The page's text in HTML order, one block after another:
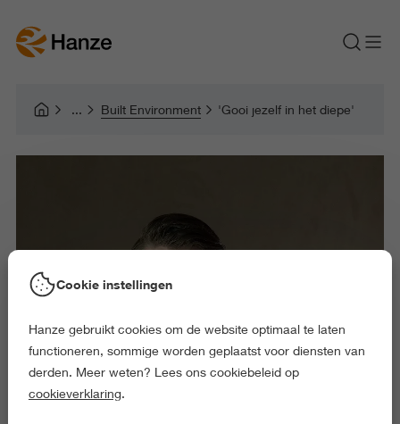
Built Environment 'Gooi jezelf in het diepe'
Cookie instellingen
Hanze gebruikt cookies om de website optimaal te laten
functioneren, sommige worden geplaatst voor diensten van
derden. Meer weten? Lees ons cookiebeleid op
cookieverklaring.